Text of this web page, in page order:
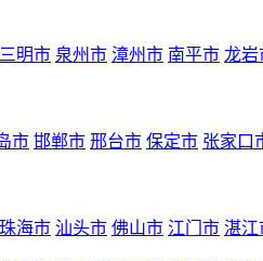
三明市 泉州市 漳州市 南平市 龙岩
市 邯郸市 邢台市 保定市 张家口
珠海市 汕头市 佛山市 江门市 湛江